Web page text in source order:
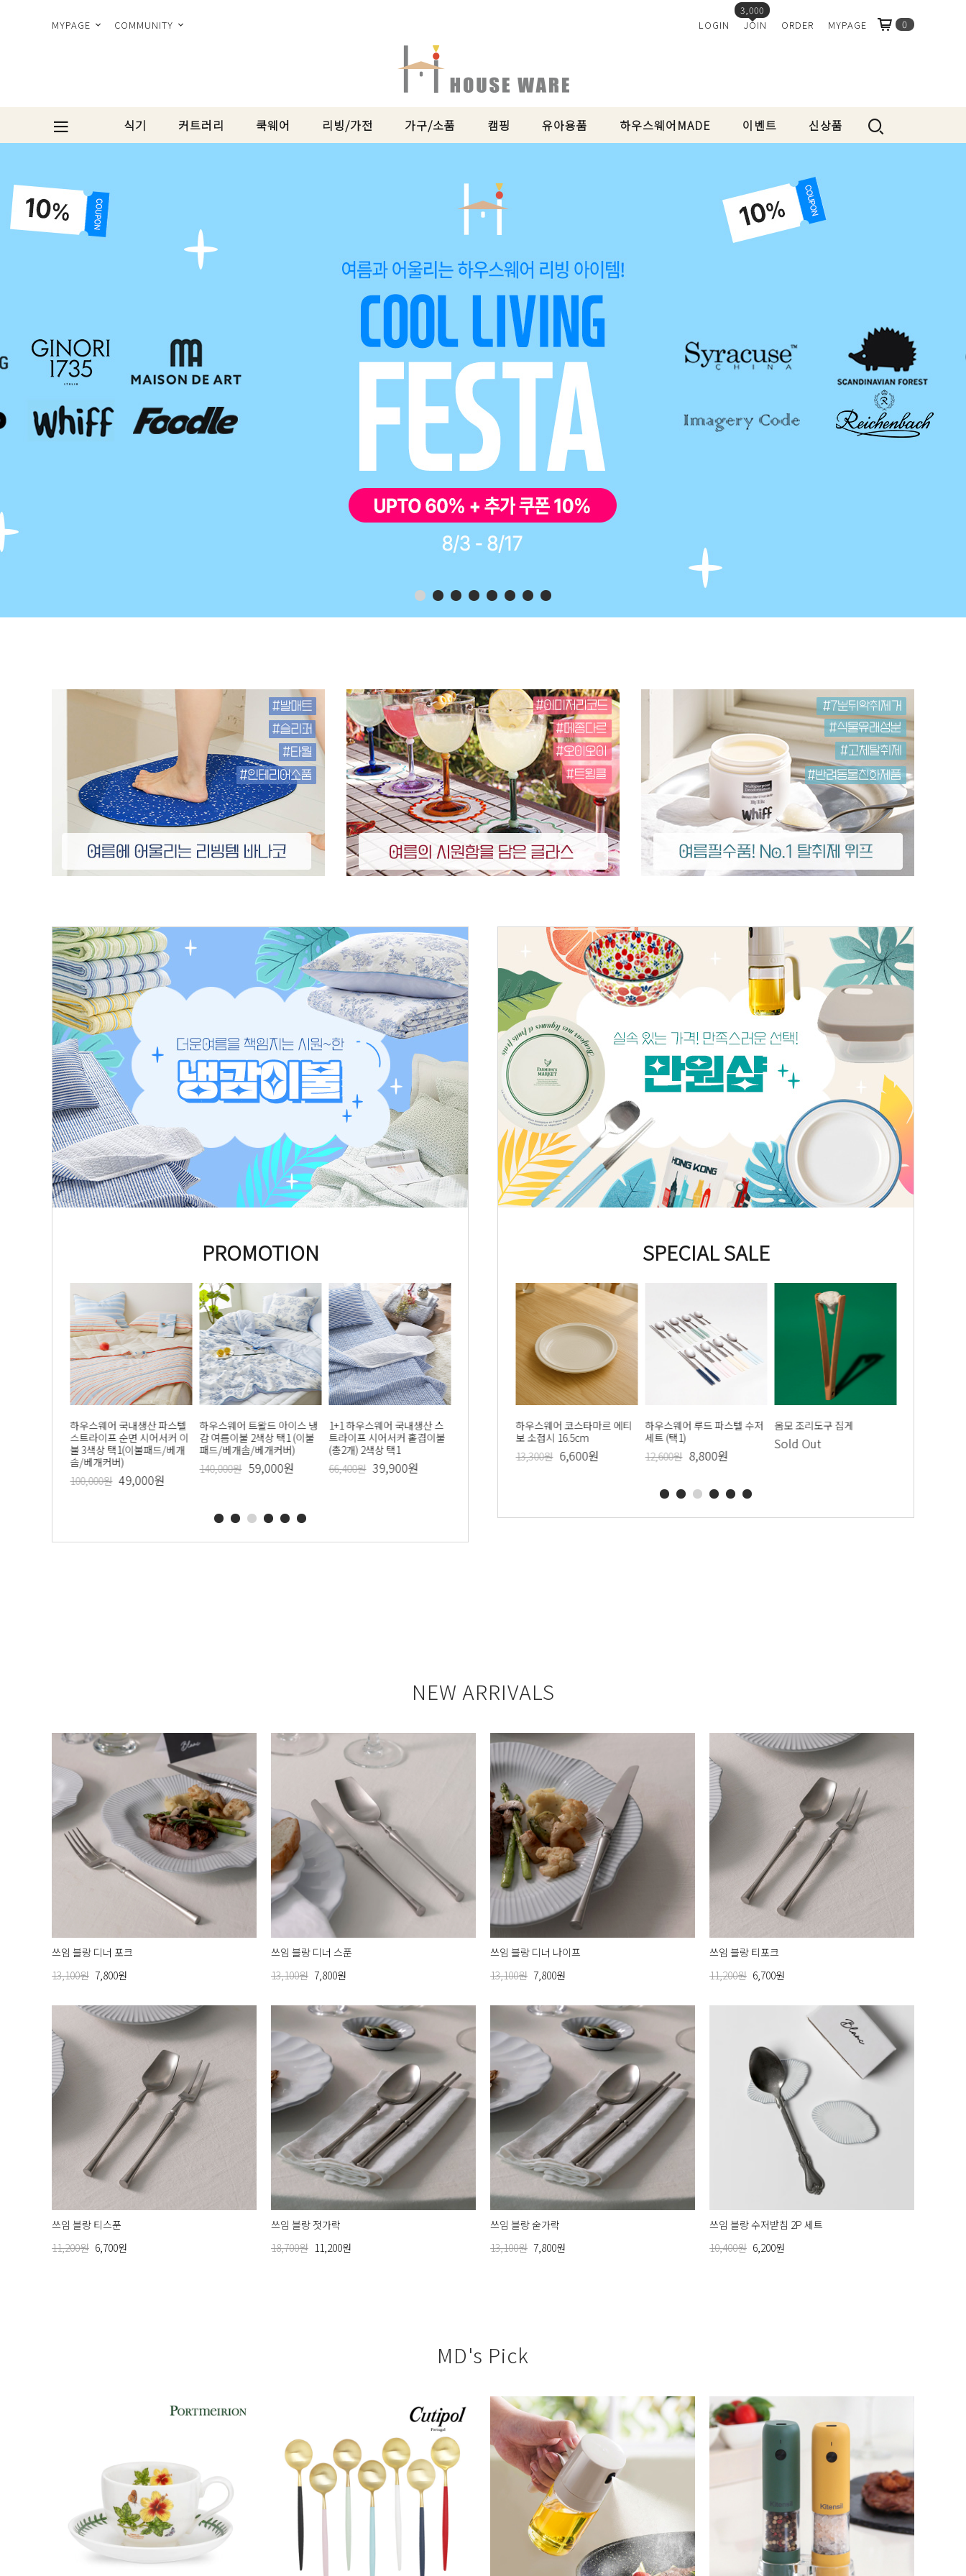
MYPAGE COMMUNITY LOGIN JOIN
3,000
ORDER MYPAGE 0
식기 커트러리 쿡웨어 리빙/가전 가구/소품 캠핑 유아용품 하우스웨어MADE 이벤트 신상품
PROMOTION
하우스웨어 국내생산 파스텔
스트라이프 순면 시어서커 이
불 3색상 택1(이불패드/베개
솜/베개커버)
100,000원 49,000원
하우스웨어 트왈드 아이스 냉
감 여름이불 2색상 택1 (이불
패드/베개솜/베개커버)
140,000원 59,000원
1+1 하우스웨어 국내생산 스
트라이프 시어서커 홑겹이불
(총2개) 2색상 택1
66,400원 39,900원
하우스웨어 국내생산 퓨어화
이트 순면 시어서커 이불(이불
패드/베개솜/베개커버)
49,000원
하우스웨어 국내생산 로제 뱀
부 시어서커 이불 3색상 택
1(이불패드/베개솜/베개커버)
69,000원
하우스웨어 국내생산 올리브
시어서커 여름이불 3색상 택
1(이불패드/베개솜/베개커버)
하우스웨어 국내생산 파스텔
SPECIAL SALE
모 조리도구 집게
하우스웨어 키텐실 휴대용 후
르츠팟 택1
11,000원 9,900원
하우스웨어 클라라 실리콘 숟
가락 디너스푼 택1
15,400원
7,700원
하우스웨어 폴라니에 대접 택
1
14,400원
하우스웨어 코스타마르 에티
보 소접시 16.5cm
13,300원 6,600원
하우스웨어 루드 파스텔 수저
세트 (택1)
12,600원 8,800원
옴모 조리도구 집게
Sold Out
NEW ARRIVALS
쓰임 블랑 디너 포크
13,100원 7,800원
쓰임 블랑 디너 스푼
13,100원 7,800원
쓰임 블랑 디너 나이프
13,100원 7,800원
쓰임 블랑 티포크
11,200원 6,700원
쓰임 블랑 티스푼
11,200원 6,700원
쓰임 블랑 젓가락
18,700원 11,200원
쓰임 블랑 숟가락
13,100원 7,800원
쓰임 블랑 수저받침 2P 세트
10,400원 6,200원
MD's Pick